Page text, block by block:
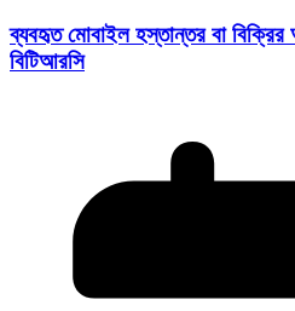
ব্যবহৃত মোবাইল হস্তান্তর বা
বিটিআরসি